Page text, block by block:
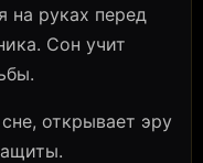
на руках перед
Сон учит
открывает эру